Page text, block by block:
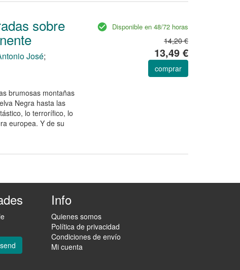
sobre
José;
brumosas montañas
Negra hasta las
lo terrorífico, lo
europea. Y de su
Disponible en 48/72 horas
14,20 €
13,49 €
comprar
send
Info
Quienes somos
Política de privacidad
Condiciones de envío
Mi cuenta